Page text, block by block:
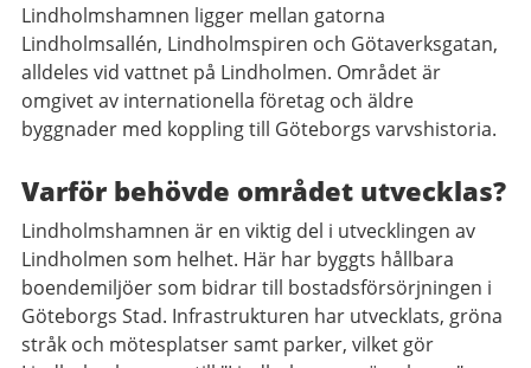
Lindholmshamnen ligger mellan gatorna
Lindholmsallén, Lindholmspiren och Götaverksgatan,
alldeles vid vattnet på Lindholmen. Området är
omgivet av internationella företag och äldre
byggnader med koppling till Göteborgs varvshistoria.
Varför behövde området utvecklas?
Lindholmshamnen är en viktig del i utvecklingen av
Lindholmen som helhet. Här har byggts hållbara
boendemiljöer som bidrar till bostadsförsörjningen i
Göteborgs Stad. Infrastrukturen har utvecklats, gröna
stråk och mötesplatser samt parker, vilket gör